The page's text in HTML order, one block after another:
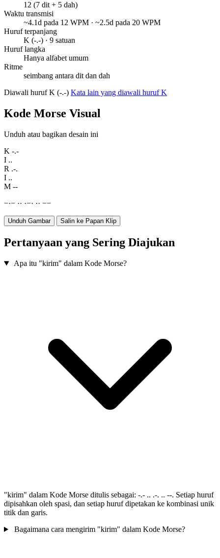
12 (7 dit + 5 dah)
Waktu transmisi
~4.1d pada 12 WPM · ~2.5d pada 20 WPM
Huruf terpanjang
K (-.-) · 9 satuan
Huruf langka
Hanya alfabet umum
Ritme
seimbang antara dit dan dah
Diawali huruf K (-.-) Kata lain yang diawali huruf K
Kode Morse Visual
Unduh atau bagikan desain ini
K -.-
I ..
R .-.
I ..
M --
−·− ·· ·−· ·· −−
Unduh Gambar Salin ke Papan Klip
Pertanyaan yang Sering Diajukan
Apa itu "kirim" dalam Kode Morse?
"kirim" dalam Kode Morse ditulis sebagai: -.- .. .-. .. --. Setiap huruf
dipisahkan oleh spasi, dan setiap huruf dipetakan ke kombinasi unik
titik dan garis.
Bagaimana cara mengirim "kirim" dalam Kode Morse?